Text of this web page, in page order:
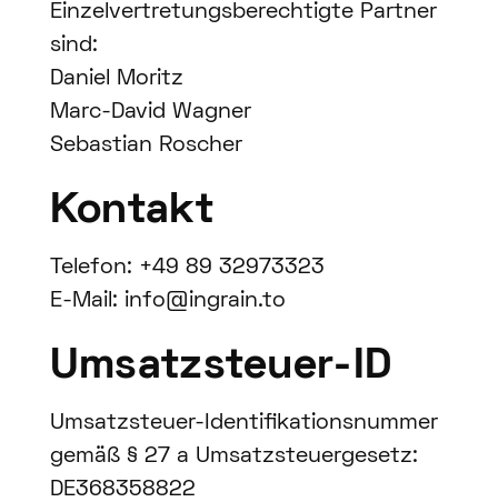
Einzelvertretungsberechtigte Partner
sind:
Daniel Moritz
Marc-David Wagner
Sebastian Roscher
Kontakt
Telefon: +49 89 32973323
E-Mail: info@ingrain.to
Umsatzsteuer-ID
Umsatzsteuer-Identifikationsnummer
gemäß § 27 a Umsatzsteuergesetz:
DE368358822